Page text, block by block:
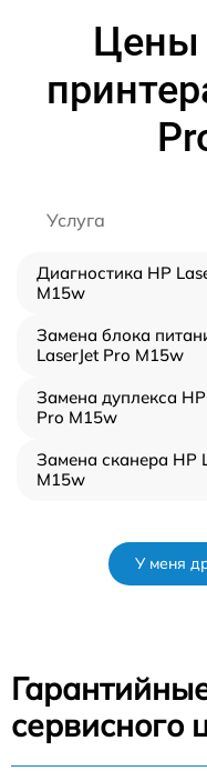
Цены
Услуга
Диагностика HP
M15w
Замена блока
LaserJet Pro M15w
Замена дуплекса
Pro M15w
Замена сканера HP
M15w
У меня
сервисного